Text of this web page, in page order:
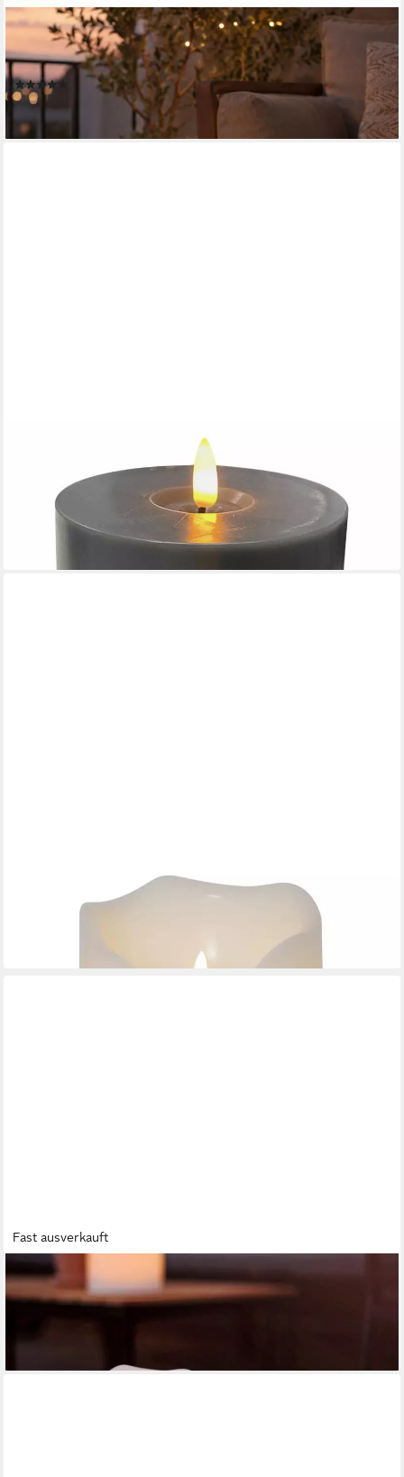
MARELIDA
LED-Kerze XXL LED Kerze für Außen Outdoorkerze H: 27,5cm
D: 10cm Timer Sensor, LED Classic
17,99 €
lieferbar - in 2-3 Werktagen bei dir
LED-Kerze (1-tlg), Teelicht Outdoor XXL grau 3D-Flamme 6/18h
lieferbar - in 4-5 Werktagen bei dir
LED-Kerze XXL Kerze Kunststoff flackernd H:20cm für Balkon
Terrasse Garten weiß
Fast ausverkauft
STAR TRADING
LED-Kerze LED XXL Kerze Flamme Kunststoff flackernd
H:30cm für Balkon Terrasse